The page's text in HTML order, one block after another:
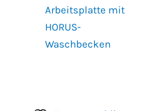
Arbeitsplatte mit
HORUS-
Waschbecken